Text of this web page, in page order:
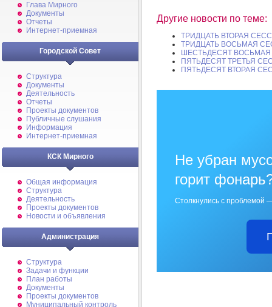
Глава Мирного
Документы
Отчеты
Интернет-приемная
Городской Совет
Структура
Документы
Деятельность
Отчеты
Проекты документов
Публичные слушания
Информация
Интернет-приемная
КСК Мирного
Общая информация
Структура
Деятельность
Проекты документов
Новости и объявления
Администрация
Структура
Задачи и функции
План работы
Документы
Проекты документов
Муниципальный контроль
Другие новости по теме:
ТРИДЦАТЬ ВТОРАЯ
ТРИДЦАТЬ ВОСЬМАЯ
ШЕСТЬДЕСЯТ
ПЯТЬДЕСЯТ ТРЕТЬЯ
ПЯТЬДЕСЯТ ВТОРАЯ
Не убран
горит
Столкнулись с проблемой